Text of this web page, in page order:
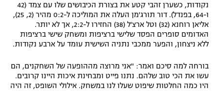
תנאי שימוש
מדיניות פרטיות
תקנון פעילות ספורט 1
ספורט אתגרי ואקסטרים
אומנויות לחימה
נקודות, כשערן זהבי קטע את בצורת הכיבושים שלו עם צמד (42
ו-64, בפנדל). דור תורג'מן העלה את המוליכה ל-0:2 מהיר (2, 25),
אליאן רוחנא (32) וטל ארצ'ל (38) החזירו ל-2:2, אך לא יותר.
האדומים סופרים הפסד שלישי ברציפות ומשחק שישי ברציפות
ללא ניצחון, והפער ממכבי נתניה השישית עומד על ארבע נקודות.
בורחה למה סיכם ואמר: "אני מרוצה מההופעה של השחקנים, הם
עשו את הכי טוב שלהם. נתנו פייט ומבחינת איכות היינו קרובים.
היו כמה החלטות שיפוט שעלו לנו במשחק. אילולי השופט, זה היה